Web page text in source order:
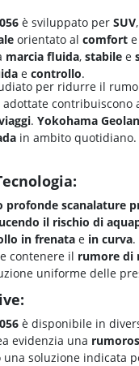
è sviluppato per SUV,
orientato al comfort
marcia fluida, stabile e
e controllo.
per ridurre il
contribuiscono
. Yokohama
in ambito quotidiano.
profonde scanalature
il rischio di
in frenata e in curva.
contenere il rumore di
uniforme delle
è disponibile in
evidenzia una
soluzione indicata